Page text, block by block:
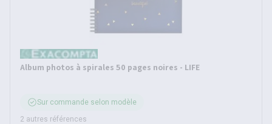
Album photos à spirales 50 pages noires - LIFE
Sur commande selon modèle
2 autres références